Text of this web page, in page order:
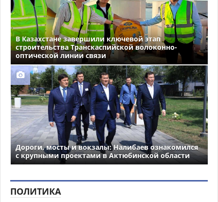
В Казахстане завершили ключевой этап
строительства Транскаспийской волоконно-
оптической линии связи
Дороги, мосты и вокзалы: Налибаев ознакомился
с крупными проектами в Актюбинской области
ПОЛИТИКА